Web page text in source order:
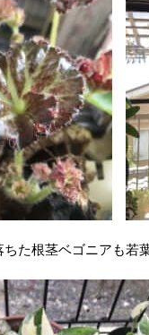
た根茎ベゴニアも若